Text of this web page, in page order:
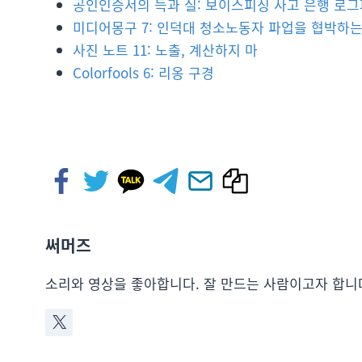
공인인증서의 득과 실: 보이스피싱 사고 은행 로
미디어몽구 7: 인덕대 청소노동자 파업을 협박하
사진 노트 11: 노출, 계산하지 마
Colorfools 6: 리옹 구경
써머즈
소리와 영상을 좋아합니다. 잘 만드는 사람이고자 합니